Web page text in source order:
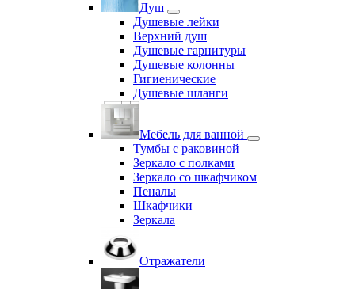
Душ
Душевые лейки
Верхний душ
Душевые гарнитуры
Душевые колонны
Гигиенические
Душевые шланги
Мебель для ванной
Тумбы с раковиной
Зеркало с полками
Зеркало со шкафчиком
Пеналы
Шкафчики
Зеркала
Отражатели